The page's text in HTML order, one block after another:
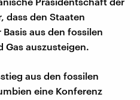
dass den Staaten
aus den fossilen
Gas auszusteigen.
aus den fossilen
eine Konferenz